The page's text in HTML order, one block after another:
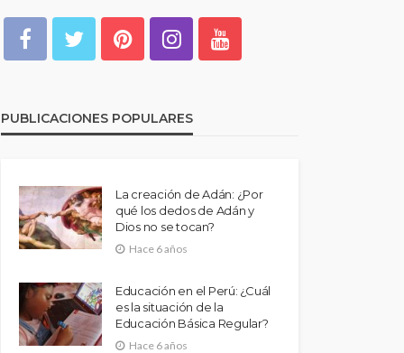
PUBLICACIONES POPULARES
La creación de Adán: ¿Por
qué los dedos de Adán y
Dios no se tocan?
Hace 6 años
Educación en el Perú: ¿Cuál
es la situación de la
Educación Básica Regular?
Hace 6 años